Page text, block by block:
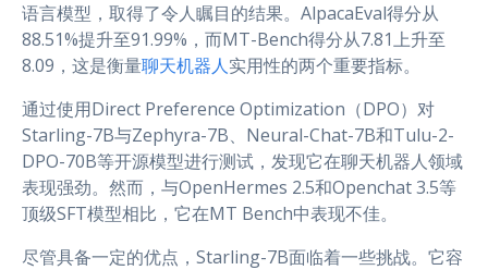
语言模型，取得了令人瞩目的结果。AlpacaEval得分从
88.51%提升至91.99%，而MT-Bench得分从7.81上升至
8.09，这是衡量聊天机器人实用性的两个重要指标。
通过使用Direct Preference Optimization（DPO）对
Starling-7B与Zephyra-7B、Neural-Chat-7B和Tulu-2-
DPO-70B等开源模型进行测试，发现它在聊天机器人领域
表现强劲。然而，与OpenHermes 2.5和Openchat 3.5等
顶级SFT模型相比，它在MT Bench中表现不佳。
尽管具备一定的优点，Starling-7B面临着一些挑战。它容